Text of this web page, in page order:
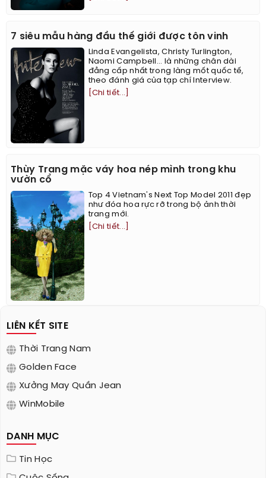
7 siêu mẫu hàng đầu thế giới được tôn vinh
Linda Evangelista, Christy Turlington,
Naomi Campbell... là những chân dài
đẳng cấp nhất trong làng mốt quốc tế,
theo đánh giá của tạp chí Interview.
[Chi tiết...]
Thùy Trang mặc váy hoa nép mình trong khu
vườn cổ
Top 4 Vietnam's Next Top Model 2011 đẹp
như đóa hoa rực rỡ trong bộ ảnh thời
trang mới.
[Chi tiết...]
LIÊN KẾT SITE
Thời Trang Nam
Golden Face
Xưởng May Quần Jean
WinMobile
DANH MỤC
Tin Học